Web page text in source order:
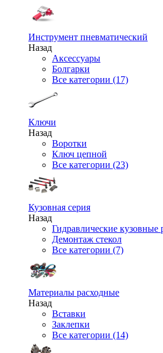
Инструмент пневматический
Назад
Аксессуары
Болгарки
Все категории (17)
Ключи
Назад
Воротки
Ключ цепной
Все категории (23)
Кузовная серия
Назад
Гидравлические кузовные
Демонтаж стекол
Все категории (7)
Материалы расходные
Назад
Вставки
Заклепки
Все категории (14)